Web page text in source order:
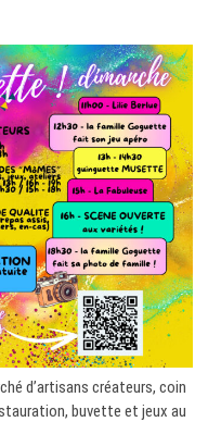
d’artisans créateurs, coin
buvette et jeux au